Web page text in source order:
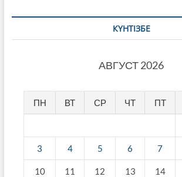
КҮНТІЗБЕ
АВГУСТ 2026
ПН ВТ СР ЧТ ПТ
3 4 5 6 7
10 11 12 13 14